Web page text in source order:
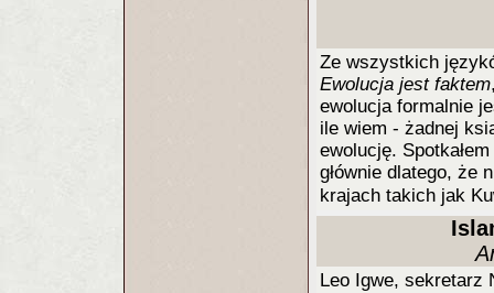
Ze wszystkich
Ewolucja jest faktem
ewolucja formalnie
ile wiem - żadnej
ewolucję.
głównie dlatego, że
krajach takich jak
Leo Igwe, sekretarz